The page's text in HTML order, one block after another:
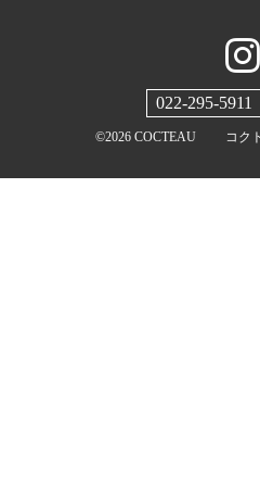
022-295-5911
©2026 COCTEAU コク